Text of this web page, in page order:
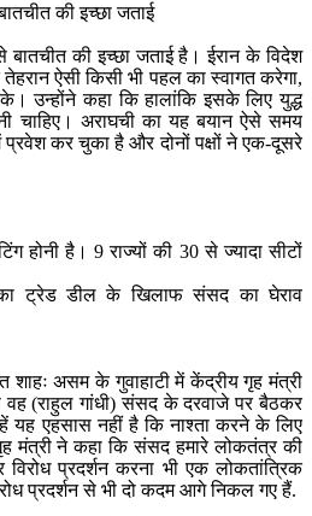
की इच्छा जताई
की इच्छा जताई है। ईरान के विदेश
ऐसी किसी भी पहल का स्वागत करेगा,
उन्होंने कहा कि हालांकि इसके लिए युद्ध
चाहिए। अराघची का यह बयान ऐसे समय
कर चुका है और दोनों पक्षों ने एक-दूसरे
होनी है। 9 राज्यों की 30 से ज्यादा सीटों
ट्रेड डील के खिलाफ संसद का घेराव
शाहः असम के गुवाहाटी में केंद्रीय गृह मंत्री
(राहुल गांधी) संसद के दरवाजे पर बैठकर
यह एहसास नहीं है कि नाश्ता करने के लिए
मंत्री ने कहा कि संसद हमारे लोकतंत्र की
प्रदर्शन करना भी एक लोकतांत्रिक
प्रदर्शन से भी दो कदम आगे निकल गए हैं.